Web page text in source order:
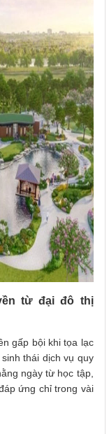
từ đại đô thị
gấp bội khi tọa lạc
thái dịch vụ quy
ngày từ học tập,
ứng chỉ trong vài